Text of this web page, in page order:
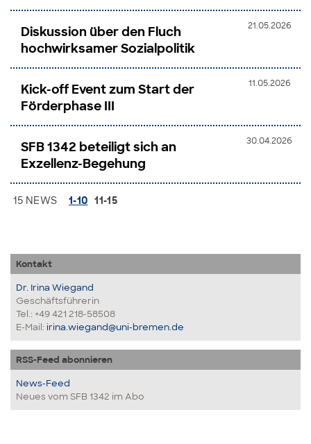
21.05.2026
Diskussion über den Fluch
hochwirksamer Sozialpolitik
11.05.2026
Kick-off Event zum Start der
Förderphase III
30.04.2026
SFB 1342 beteiligt sich an
Exzellenz-Begehung
15 NEWS 1-10 11-15
Kontakt
Dr. Irina Wiegand
Geschäftsführerin
Tel.: +49 421 218-58508
E-Mail: irina.wiegand@uni-bremen.de
RSS-Feed abonnieren
News-Feed
Neues vom SFB 1342 im Abo